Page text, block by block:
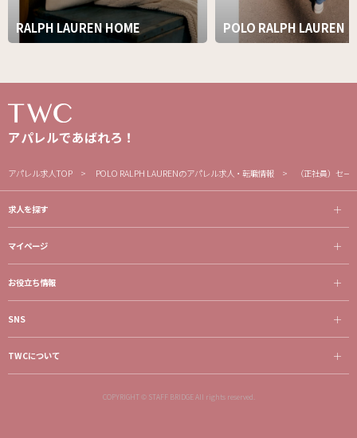
RALPH LAUREN HOME POLO RALPH LAUREN
アパレルであばれろ！
アパレル求人TOP POLO RALPH LAURENのアパレル求人・転職情報 （正社員）セ
求人を探す
マイページ
お役立ち情報
SNS
TWCについて
COPYRIGHT © STAFF BRIDGE All rights reserved.